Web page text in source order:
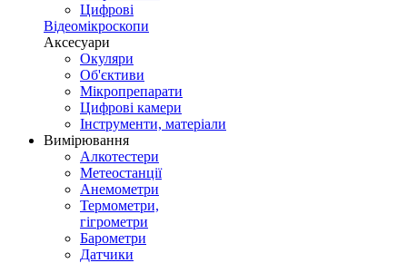
Цифрові
Відеомікроскопи
Аксесуари
Окуляри
Об'єктиви
Мікропрепарати
Цифрові камери
Інструменти, матеріали
Вимірювання
Алкотестери
Метеостанції
Анемометри
Термометри,
гігрометри
Барометри
Датчики